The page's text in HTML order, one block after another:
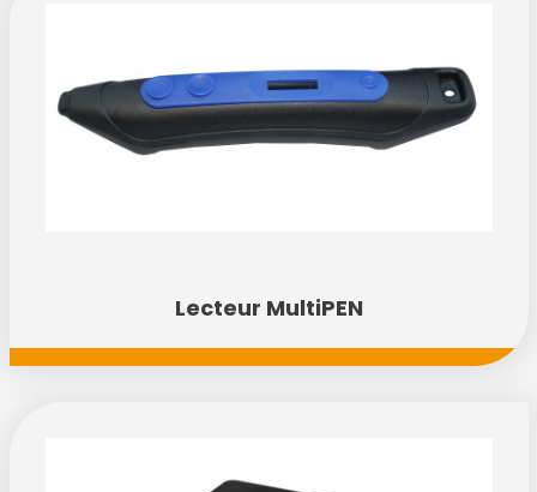
Lecteur MultiPEN